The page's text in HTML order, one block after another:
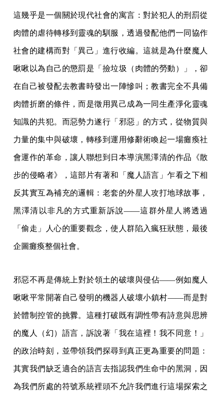
這幾乎是一個關於現代社會的寓言：對於犯人的刑罰從
肉體的虐待轉移到靈魂的馴服，透過發配他們一同協作
社會的建構而對「異己」進行收編。這就是為什麼魔人
啾啾以為自己的懲罰是「撿垃圾（肉體的勞動）」，卻
在自己被發配去教書時發出一陣慘叫；教書完全不具備
肉體折磨的條件，而是徵用異己成為一同生產淨化靈魂
知識的共犯。而惡勢力遂行「邪惡」的方式，從物質與
力量的集中與破壞，轉移到運用修辭術喚起一場癱瘓社
會運作的革命，讓人聯想到日本導演黑澤清的作品《散
步的侵略者》，這部片有著和「魔人語言」乍看之下相
反其實互為補充的邏輯：老套的外星人攻打地球故事，
黑澤清以非凡的方式重新訴說——這群外星人將透過
「偷走」人心的重要觀念，使人群陷入瘋狂狀態，最後
企圖癱瘓整個社會。
邪惡不再是傳統上對於領土的破壞與侵佔——例如魔人
啾啾平常開著自己發明的機器人破壞小鎮村——而是對
於體制控管的挑釁。這種打破既有調性帶有詩意與思辨
的魔人（幻）語言，訴說著「我在這裡！我不同意！」
的政治時刻，並帶領我們探尋到真正更為重要的問題：
其實我們缺乏適合的語言去指認我們生命中的黑洞，因
為我們所處的符號系統裡頭不允許我們進行這場探索之